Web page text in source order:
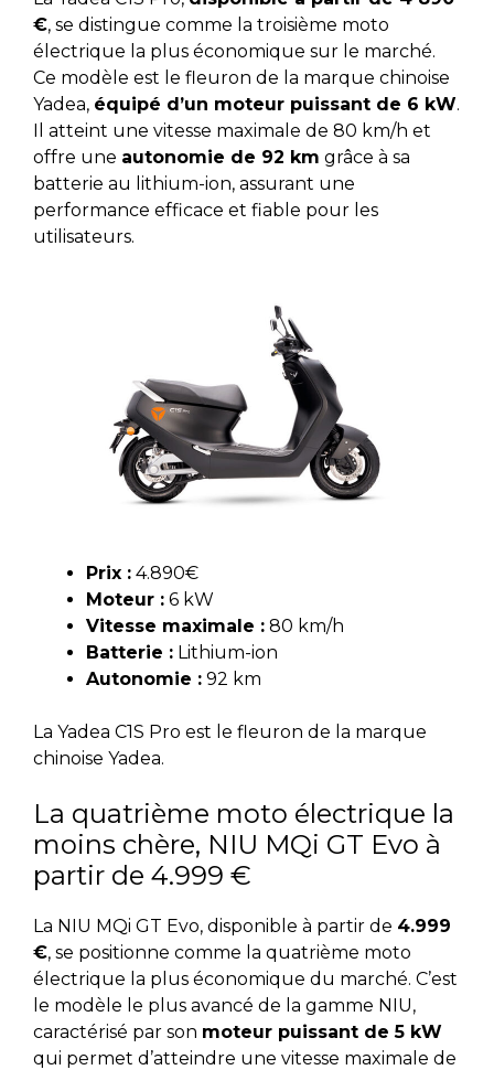
€, se distingue comme la troisième moto
électrique la plus économique sur le marché.
Ce modèle est le fleuron de la marque chinoise
Yadea, équipé d’un moteur puissant de 6 kW.
Il atteint une vitesse maximale de 80 km/h et
offre une autonomie de 92 km grâce à sa
batterie au lithium-ion, assurant une
performance efficace et fiable pour les
utilisateurs.
Prix : 4.890€
Moteur : 6 kW
Vitesse maximale : 80 km/h
Batterie : Lithium-ion
Autonomie : 92 km
La Yadea C1S Pro est le fleuron de la marque
chinoise Yadea.
La quatrième moto électrique la
moins chère, NIU MQi GT Evo à
partir de 4.999 €
La NIU MQi GT Evo, disponible à partir de 4.999
€, se positionne comme la quatrième moto
électrique la plus économique du marché. C’est
le modèle le plus avancé de la gamme NIU,
caractérisé par son moteur puissant de 5 kW
qui permet d’atteindre une vitesse maximale de